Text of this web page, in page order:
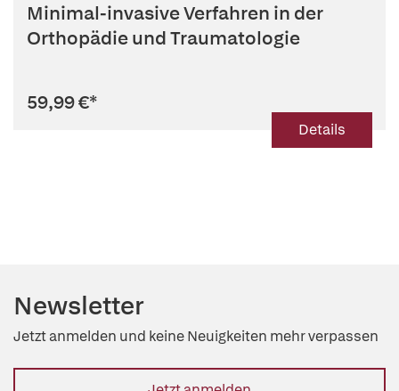
Minimal-invasive Verfahren in der
Orthopädie und Traumatologie
59,99 €*
Details
Newsletter
Jetzt anmelden und keine Neuigkeiten mehr verpassen